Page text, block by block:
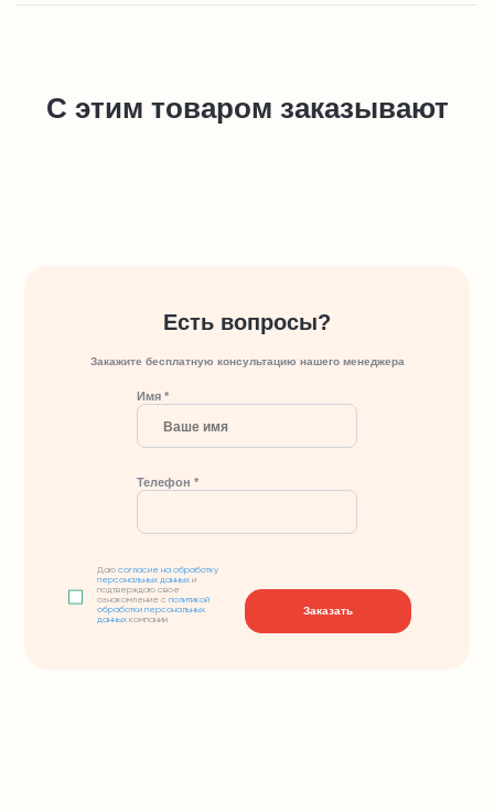
С этим товаром заказывают
Есть вопросы?
Закажите бесплатную консультацию нашего менеджера
Имя *
Телефон *
Даюсогласие на обработку
персональных данных и
подтверждаю свое
ознакомление сполитикой
обработки персональных
данных компании
Заказать